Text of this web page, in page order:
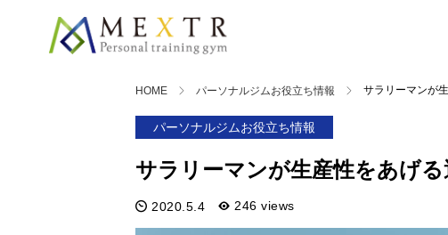
HOME パーソナルジムお役立ち情報 サラリーマンが
パーソナルジムお役立ち情報
サラリーマンが生産性をあげ
2020.5.4 246 views